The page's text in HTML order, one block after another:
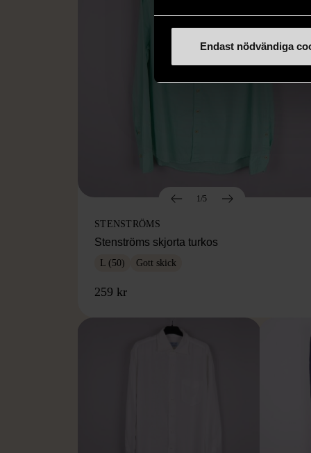
Endast nödvändiga
1/5
STENSTRÖMS
Stenströms skjorta turkos
L (50) Gott skick
259 kr